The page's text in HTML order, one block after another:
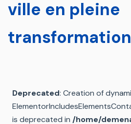
ville en pleine
transformation
Deprecated: Creation of
is deprecated in /home/